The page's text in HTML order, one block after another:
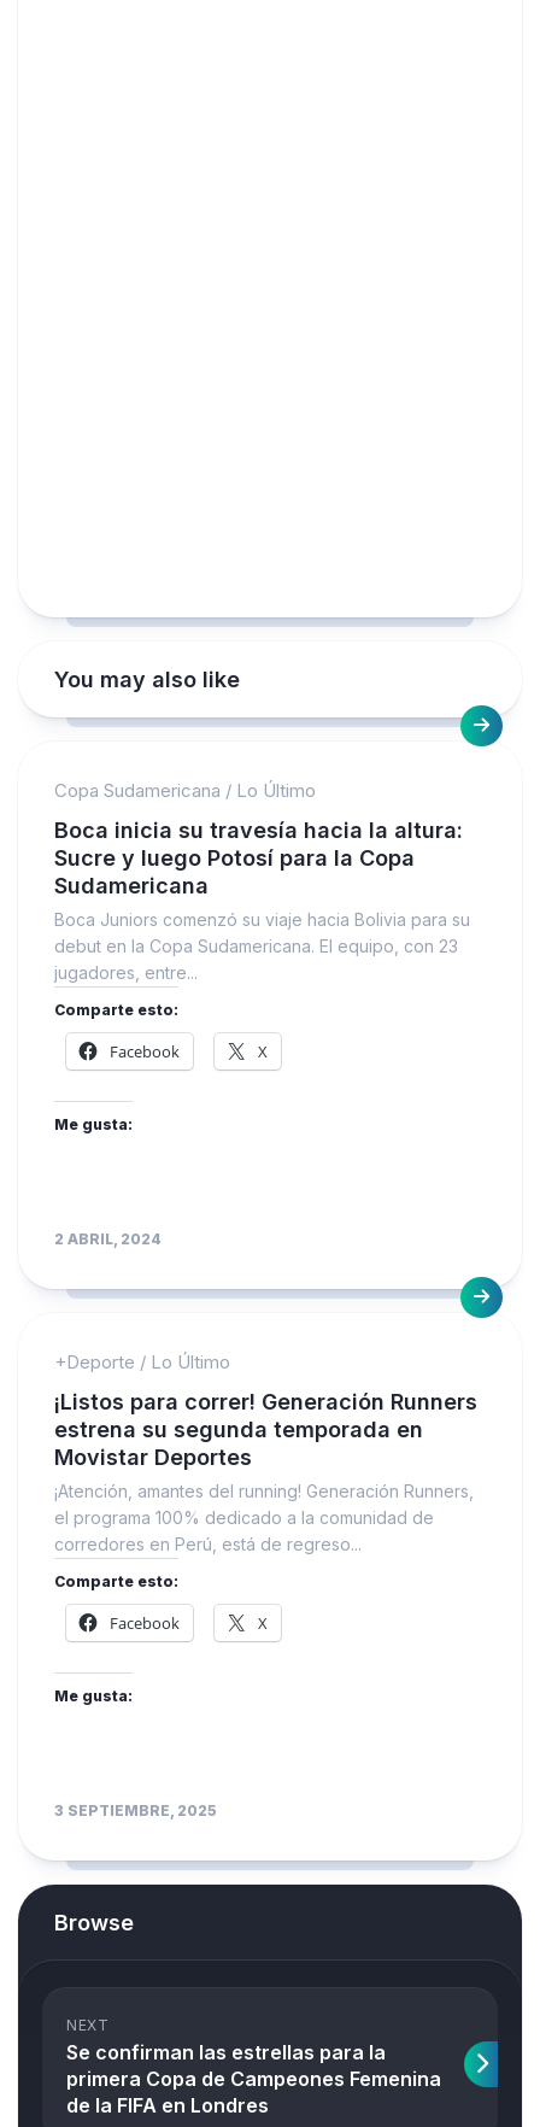
You may also like
Copa Sudamericana / Lo Último
Boca inicia su travesía hacia la altura:
Sucre y luego Potosí para la Copa
Sudamericana
Boca Juniors comenzó su viaje hacia Bolivia para su
debut en la Copa Sudamericana. El equipo, con 23
jugadores, entre...
Comparte esto:
Facebook X
Me gusta:
2 ABRIL, 2024
+Deporte / Lo Último
¡Listos para correr! Generación Runners
estrena su segunda temporada en
Movistar Deportes
¡Atención, amantes del running! Generación Runners,
el programa 100% dedicado a la comunidad de
corredores en Perú, está de regreso...
Comparte esto:
Facebook X
Me gusta:
3 SEPTIEMBRE, 2025
Browse
NEXT
Se confirman las estrellas para la
primera Copa de Campeones Femenina
de la FIFA en Londres